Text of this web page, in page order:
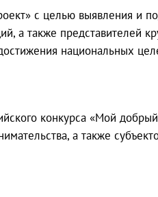
с целью выявления и
а также представителей
национальных
конкурса «Мой
а также